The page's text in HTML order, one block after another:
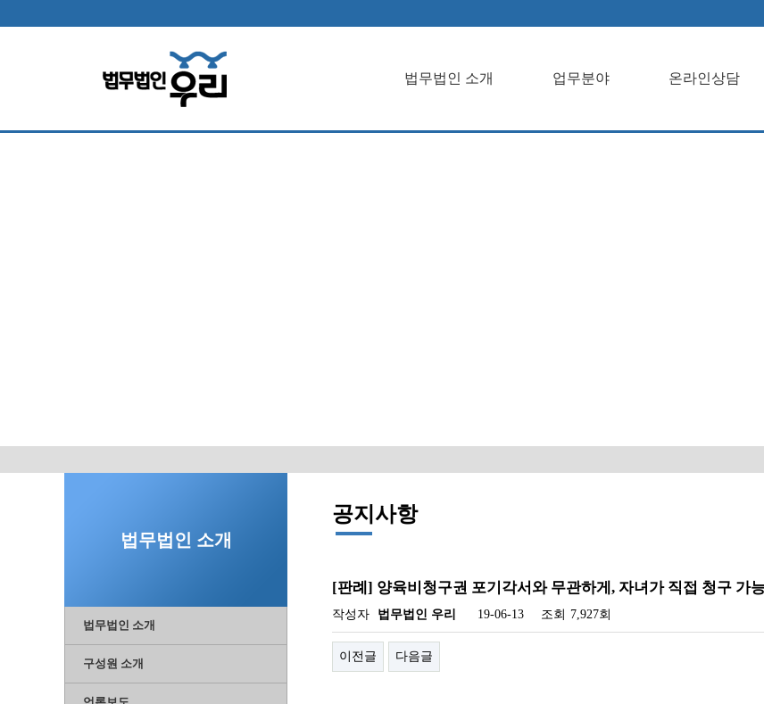
법무법인 소개 업무분야 온라인상담
법무법인 소개
법무법인 소개
구성원 소개
법무법인 소개업무분야온
공지사항
[판례] 양육비청구권 포기각서와 무관하게, 자녀가 직접 청구 가
작성자 법무법인 우리 19-06-13 조회 7,927회
이전글 다음글